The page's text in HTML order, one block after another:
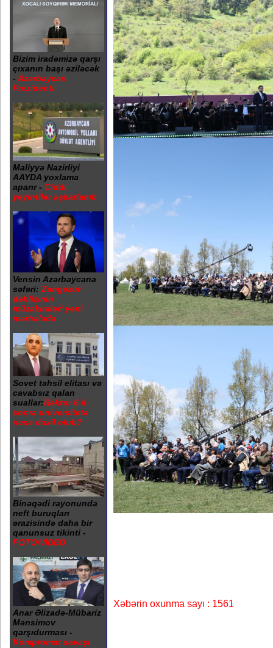
Bizim iradəmizə qarşı
çıxanın başı əziləcək
- Azərbaycan
Prezidenti
Maliyyə Nazirliyi
AAYDA yoxlama
aparır - Ciddi
yeyintilər aşkarlanıb
Vensin Azərbaycana
səfəri: Zəngəzur
dəhlizinin
müzakirələri yeni
mərhələdə
Sovet təhsil elitası və
cavabsız qalan
suallar:Rektor 6 il
sonra universitetə
necə daxil olub?
Binəqədi rayonunda
neft buruqları
ərazisində daha bir
qanunsuz tikinti -
FOTO/VİDEO
Anar Əlizadə-Mübariz
Mənsimov
qarşıdurması -
Kompromat savaşı
Xəbərin oxunma sayı : 1561